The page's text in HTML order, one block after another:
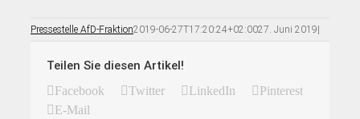
Pressestelle AfD-Fraktion2019-06-27T17:20:24+02:0027. Juni 2019|
Teilen Sie diesen Artikel!
Facebook Twitter LinkedIn
Pinterest
E-Mail